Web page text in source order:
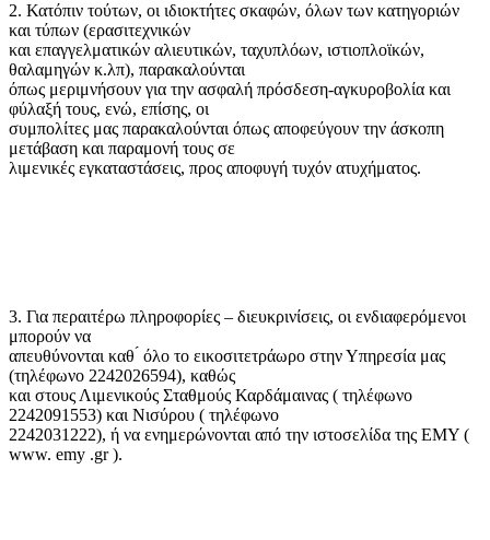
2. Κατόπιν τούτων, οι ιδιοκτήτες σκαφών, όλων των κατηγοριών
και τύπων (ερασιτεχνικών
και επαγγελματικών αλιευτικών, ταχυπλόων, ιστιοπλοϊκών,
θαλαμηγών κ.λπ), παρακαλούνται
όπως μεριμνήσουν για την ασφαλή πρόσδεση-αγκυροβολία και
φύλαξή τους, ενώ, επίσης, οι
συμπολίτες μας παρακαλούνται όπως αποφεύγουν την άσκοπη
μετάβαση και παραμονή τους σε
λιμενικές εγκαταστάσεις, προς αποφυγή τυχόν ατυχήματος.
3. Για περαιτέρω πληροφορίες – διευκρινίσεις, οι ενδιαφερόμενοι
μπορούν να
απευθύνονται καθ ́ όλο το εικοσιτετράωρο στην Υπηρεσία μας
(τηλέφωνο 2242026594), καθώς
και στους Λιμενικούς Σταθμούς Καρδάμαινας ( τηλέφωνο
2242091553) και Νισύρου ( τηλέφωνο
2242031222), ή να ενημερώνονται από την ιστοσελίδα της ΕΜΥ (
www. emy .gr ).